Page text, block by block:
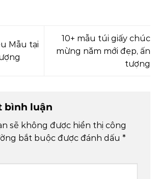
Mẫu tại
10+ mẫu túi giấy chúc
mừng năm mới đẹp, ấn
tượng
bình luận
sẽ không được hiển thị công
bắt buộc được đánh dấu *